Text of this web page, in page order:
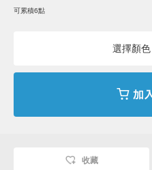
可累積6點
選擇顏
收藏